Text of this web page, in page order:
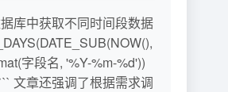
库中获取不同时间段数据
字段名, '%Y-%m-%d'))
文章还强调了根据需求调